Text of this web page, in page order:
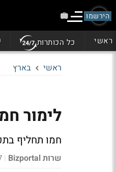
הירשמו
ראשי כל הכותרות
ראשי בארץ
לימור
חמו תחליף
שרות Bizportal |